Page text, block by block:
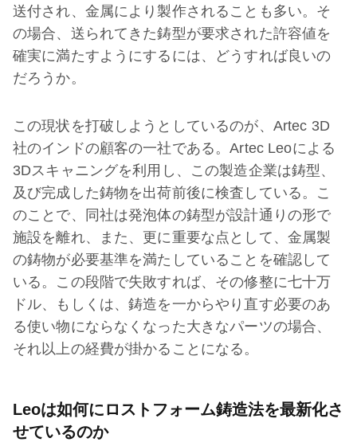
送付され、金属により製作されることも多い。そ
の場合、送られてきた鋳型が要求された許容値を
確実に満たすようにするには、どうすれば良いの
だろうか。
この現状を打破しようとしているのが、Artec 3D
社のインドの顧客の一社である。Artec Leoによる
3Dスキャニングを利用し、この製造企業は鋳型、
及び完成した鋳物を出荷前後に検査している。こ
のことで、同社は発泡体の鋳型が設計通りの形で
施設を離れ、また、更に重要な点として、金属製
の鋳物が必要基準を満たしていることを確認して
いる。この段階で失敗すれば、その修整に七十万
ドル、もしくは、鋳造を一からやり直す必要のあ
る使い物にならなくなった大きなパーツの場合、
それ以上の経費が掛かることになる。
Leoは如何にロストフォーム鋳造法を最新化さ
せているのか